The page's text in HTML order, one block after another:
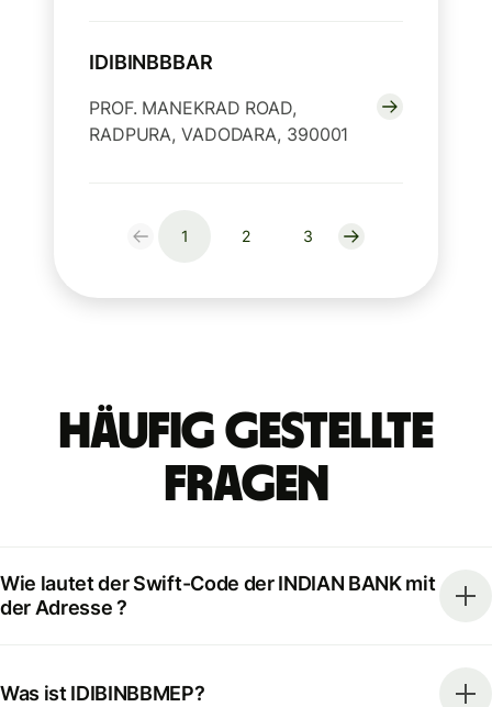
IDIBINBBBAR
PROF. MANEKRAD ROAD,
RADPURA, VADODARA, 390001
1 2 3
Häufig gestellte
Fragen
Wie lautet der Swift-Code der INDIAN BANK mit
der Adresse ?
Was ist IDIBINBBMEP?